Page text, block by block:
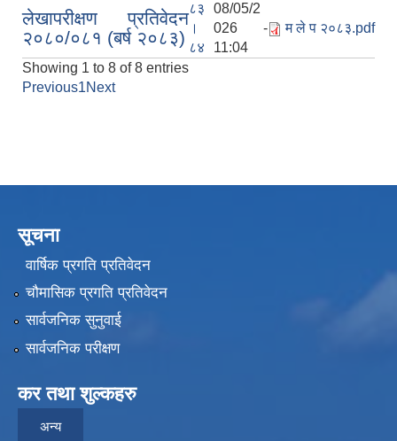
लेखापरीक्षण प्रतिवेदन
२०८०/०८१ (बर्ष २०८३)
८३
।
८४
08/05/2
026 -
11:04
म ले प २०८३.pdf
Showing 1 to 8 of 8 entries
Previous1Next
सूचना
वार्षिक प्रगति प्रतिवेदन
चौमासिक प्रगति प्रतिवेदन
सार्वजनिक सुनुवाई
सार्वजनिक परीक्षण
कर तथा शुल्कहरु
अन्य